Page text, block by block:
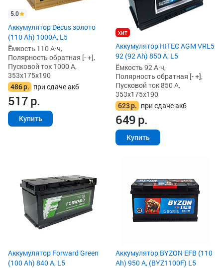
5.0
Аккумулятор Decus золото
(110 Ah) 1000A, L5
Ёмкость 110 А·ч,
Полярность обратная [- +],
Пусковой ток 1000 А,
353x175x190
486р. при сдаче акб
517р.
Купить
хит
Аккумулятор HITEC AGM VRL5
92 (92 Ah) 850 А, L5
Ёмкость 92 А·ч,
Полярность обратная [- +],
Пусковой ток 850 А,
353x175x190
623р. при сдаче акб
649р.
Купить
Аккумулятор Forward Green
(100 Ah) 840 А, L5
Аккумулятор BYZON EFB (110
Ah) 950 А, (BYZ1100F) L5